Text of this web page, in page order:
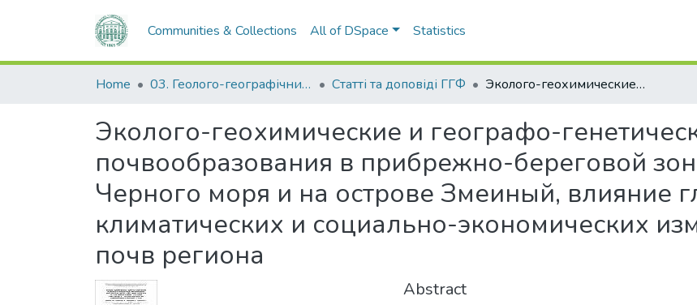
Communities & Collections All of DSpace Statistics
Home 03. Геолого-географічний факультет Статті та доповіді ГГФ Эколого-геохимические и географо-генетические особенности почвообразования в прибрежно-береговой зоне северо-запада Черного моря и на острове Змеиный, влияние глобальных климатических и социально-экономических изменений на состояние почв региона
Эколого-геохимические и географо-
почвообразования в прибрежно-береговой
Черного моря и на острове Змеиный, влияние
климатических и социально-экономических
почв региона
Abstract